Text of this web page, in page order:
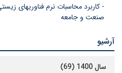
- کاربرد محاسبات نرم فناوریهای
صنعت و جامعه
آرشیو
سال 1400 (69)